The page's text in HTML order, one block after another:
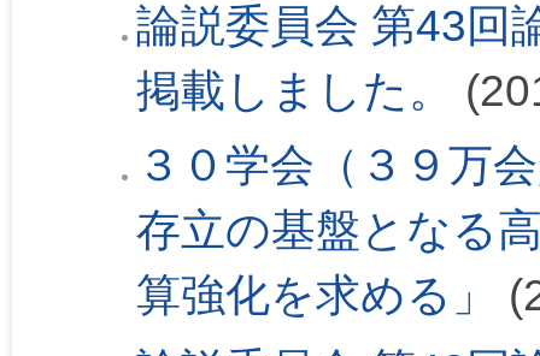
論説委員会 第43回
掲載しました。
３０学会（３９万
存立の基盤となる
算強化を求める」